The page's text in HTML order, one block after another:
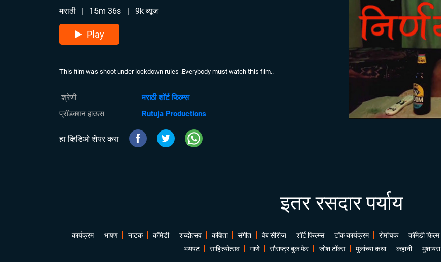
मराठी | 15m 36s | 9k व्यूज
Play
This film was shoot under lockdown rules .Everybody must watch this film..
श्रेणी
मराठी शॉर्ट फिल्म्स
प्रॉडक्शन हाऊस
Rutuja Productions
हा व्हिडिओ शेयर करा
इतर रसदार पर्याय
कार्यक्रम भाषण नाटक कॉमेडी शब्दोत्सव कविता संगीत वेब सीरीज शॉर्ट फिल्म्स टॉक कार्यक्रम रोमांचक कॉमेडी फिल्म
भयपट
साहित्योत्सव गाणे सौराष्ट्र बुक फेर जोश टॉक्स मुलांच्या कथा कहानी मुशायरा